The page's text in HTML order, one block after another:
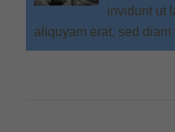
invidunt ut
aliquyam erat, sed diam